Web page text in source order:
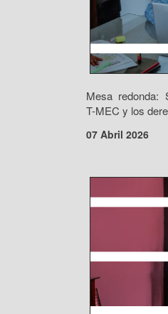
Mesa redonda:
T-MEC y los
07 Abril 2026